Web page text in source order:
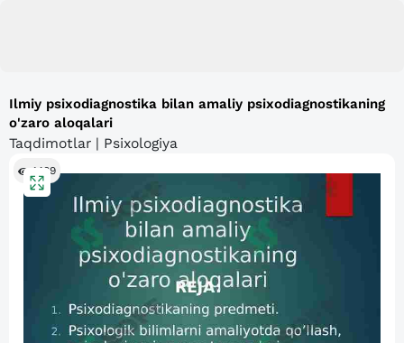
Ilmiy psixodiagnostika bilan amaliy psixodiagnostikaning
o'zaro aloqalari
Taqdimotlar | Psixologiya
1489